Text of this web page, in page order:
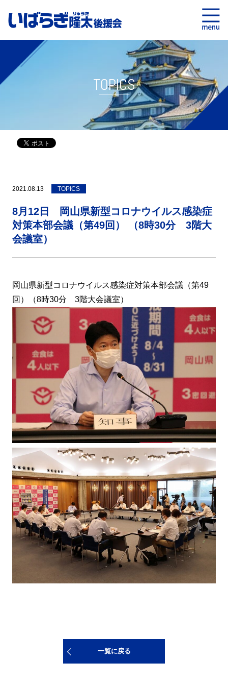
TOPICS
2021.08.13 TOPICS
8月12日 岡山県新型コロナウイルス感染症
対策本部会議（第49回） （8時30分 3階大
会議室）
岡山県新型コロナウイルス感染症対策本部会議（第49
回）（8時30分 3階大会議室）
一覧に戻る